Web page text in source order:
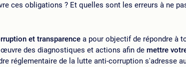
ces obligations ? Et quelles sont les erreurs à ne
et transparence a pour objectif de répondre à
des diagnostiques et actions afin de mettre
réglementaire de la lutte anti-corruption s'adresse